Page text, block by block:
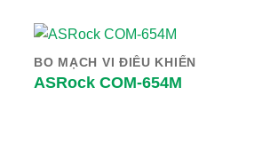
BO MẠCH VI ĐIỀU KHIỂN
ASRock COM-654M